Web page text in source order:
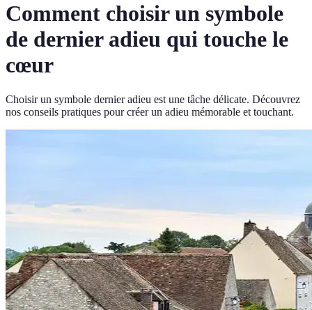
Comment choisir un symbole
de dernier adieu qui touche le
cœur
Choisir un symbole dernier adieu est une tâche délicate. Découvrez
nos conseils pratiques pour créer un adieu mémorable et touchant.